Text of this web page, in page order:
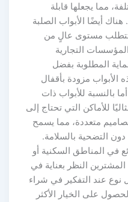
مما يجعلها قابلة
أيضًا الأبواب الصلبة
تتطلب مستوى عالٍ من
التجارية
المطلوبة بفضل
الأبواب مزودة بأقفال
بالنسبة للأبواب ذات
للأماكن التي تحتاج إلى
متعددة، مما يسمح
دون التضحية بالسلامة.
في المناطق السكنية أو
النظر بعناية في
نوع عند التفكير في شراء
على الخيار الأكثر